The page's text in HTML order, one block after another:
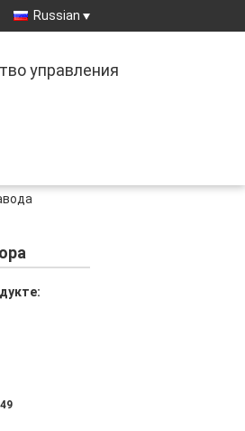
Russian
управления